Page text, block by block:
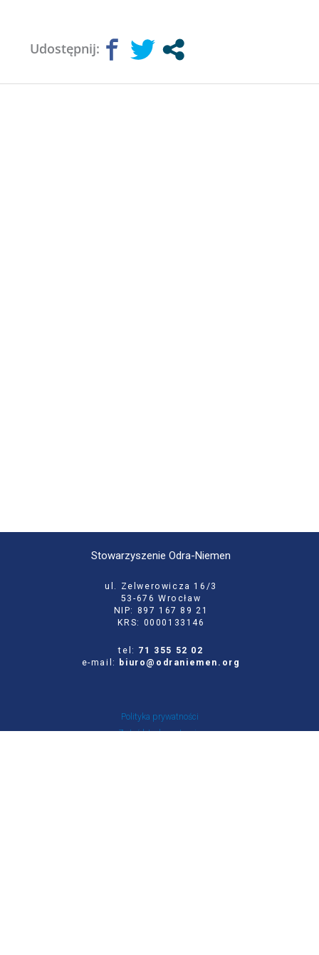
Udostępnij:
Stowarzyszenie Odra-Niemen
ul. Zelwerowicza 16/3
53-676 Wrocław
NIP: 897 167 89 21
KRS: 0000133146
tel: 71 355 52 02
e-mail:
biuro@odraniemen.org
Polityka prywatności
Zgłoś błąd na stronie